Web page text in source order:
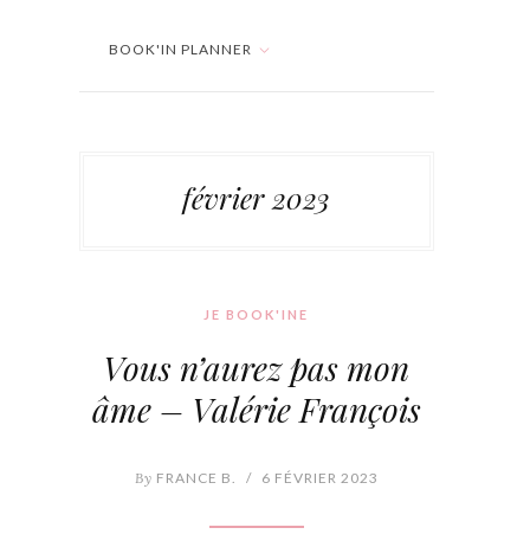
BOOK'IN PLANNER
février 2023
JE BOOK'INE
Vous n’aurez pas mon
âme – Valérie François
By FRANCE B. / 6 FÉVRIER 2023